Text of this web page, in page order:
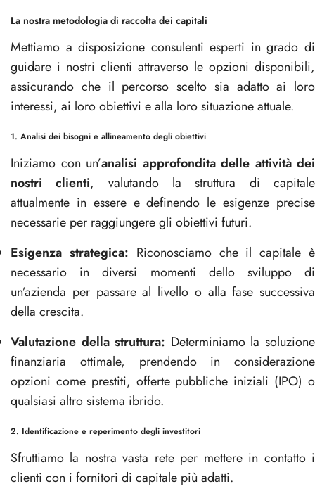
La nostra metodologia di raccolta dei capitali
Mettiamo a disposizione consulenti esperti in grado di
guidare i nostri clienti attraverso le opzioni disponibili,
assicurando che il percorso scelto sia adatto ai loro
interessi, ai loro obiettivi e alla loro situazione attuale.
1. Analisi dei bisogni e allineamento degli obiettivi
Iniziamo con un’analisi approfondita delle attività dei
nostri clienti, valutando la struttura di capitale
attualmente in essere e definendo le esigenze precise
necessarie per raggiungere gli obiettivi futuri.
Esigenza strategica: Riconosciamo che il capitale è
necessario in diversi momenti dello sviluppo di
un’azienda per passare al livello o alla fase successiva
della crescita.
Valutazione della struttura: Determiniamo la soluzione
finanziaria ottimale, prendendo in considerazione
opzioni come prestiti, offerte pubbliche iniziali (IPO) o
qualsiasi altro sistema ibrido.
2. Identificazione e reperimento degli investitori
Sfruttiamo la nostra vasta rete per mettere in contatto i
clienti con i fornitori di capitale più adatti.